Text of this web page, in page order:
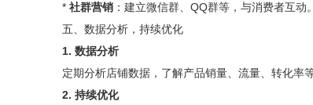
* 社群营销 ：建立微信群、QQ群等，与消费者互动。
五、数据分析，持续优化
1. 数据分析
定期分析店铺数据，了解产品销量、流量、转化率
2. 持续优化